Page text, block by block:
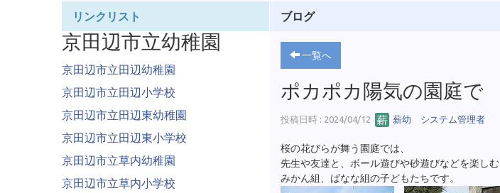
ブログ
一覧へ
ポカポカ陽気の園庭で
投稿日時 : 2024/04/12 薪幼 システム管理者
桜の花びらが舞う園庭では、
先生や友達と、ボール遊びや砂遊びなどを楽しむ
みかん組、ばなな組の子どもたちです。
リンクリスト
京田辺市立幼稚園
京田辺市立田辺幼稚園
京田辺市立田辺小学校
京田辺市立田辺東幼稚園
京田辺市立田辺東小学校
京田辺市立草内幼稚園
京田辺市立草内小学校